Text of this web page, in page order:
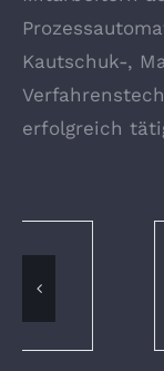
Kautschuk-,
erfolgreich